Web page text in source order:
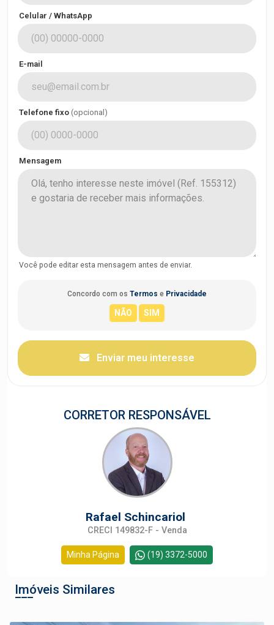
Celular / WhatsApp
E-mail
Telefone fixo (opcional)
Mensagem
Você pode editar esta mensagem antes de enviar.
Concordo com os Termos e Privacidade
Enviar meu interesse
CORRETOR RESPONSÁVEL
Rafael Schincariol
CRECI 149832-F - Venda
Minha Página (19) 3372-5000
Imóveis Similares